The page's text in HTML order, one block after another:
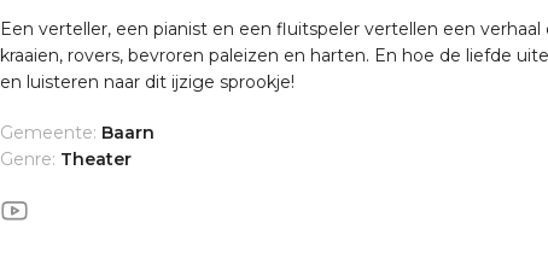
Een verteller, een pianist en een fluitspeler vertellen een
kraaien, rovers, bevroren paleizen en harten. En hoe de liefde
en luisteren naar dit ijzige sprookje!
Gemeente: Baarn
Genre: Theater